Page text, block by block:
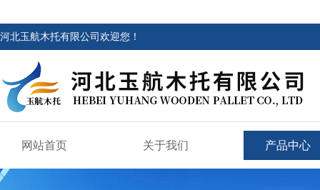
河北玉航木托有限公司欢迎您！
网站首页 关于我们 产品中心